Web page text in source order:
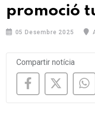
promoció
05 Desembre 2025
Compartir notícia